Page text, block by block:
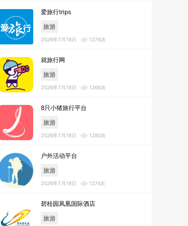
爱旅行trips
旅游
2026年7月18日 1276次
就旅行网
旅游
2026年7月18日 1266次
8只小猪旅行平台
旅游
2026年7月18日 1280次
户外活动平台
旅游
2026年7月18日 1274次
碧桂园凤凰国际酒店
旅游